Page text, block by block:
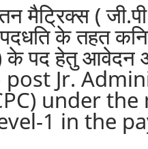
मैट्रिक्स (
पदधति के तहत
के पद हेतु
Jr.
under
1 in the